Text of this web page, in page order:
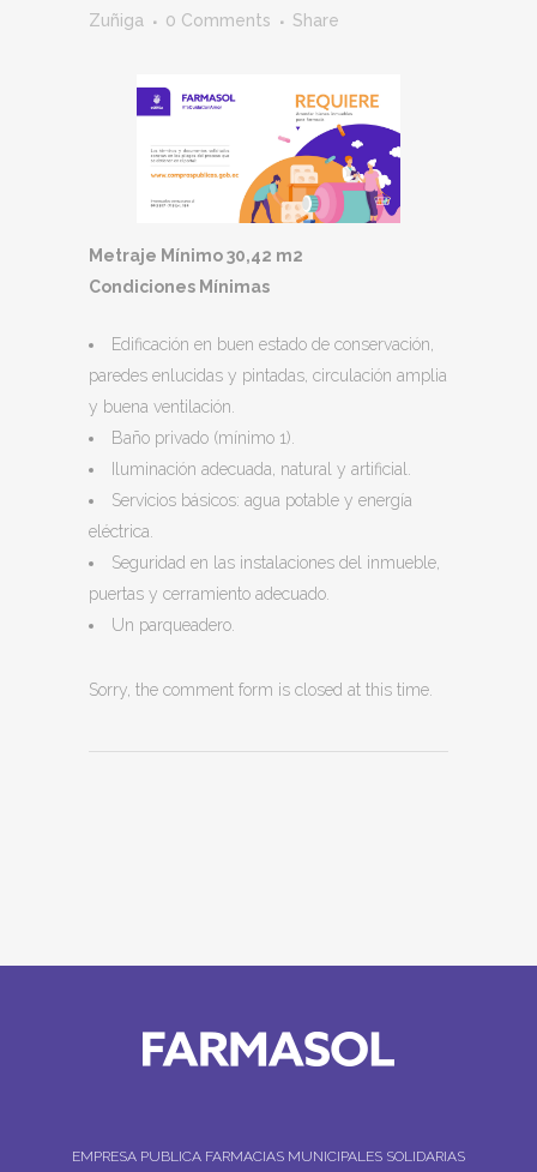
Zuñiga
0 Comments Share
Metraje Mínimo 30,42 m2
Condiciones Mínimas
Edificación en buen estado de conservación,
paredes enlucidas y pintadas, circulación amplia
y buena ventilación.
Baño privado (mínimo 1).
Iluminación adecuada, natural y artificial.
Servicios básicos: agua potable y energía
eléctrica.
Seguridad en las instalaciones del inmueble,
puertas y cerramiento adecuado.
Un parqueadero.
Sorry, the comment form is closed at this time.
EMPRESA PUBLICA FARMACIAS MUNICIPALES SOLIDARIAS